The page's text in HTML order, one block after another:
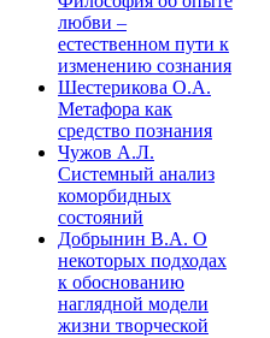
любви –
естественном пути к
изменению сознания
Шестерикова О.А.
Метафора как
средство познания
Чужов А.Л.
Системный анализ
коморбидных
состояний
Добрынин В.А. О
некоторых подходах
к обоснованию
наглядной модели
жизни творческой